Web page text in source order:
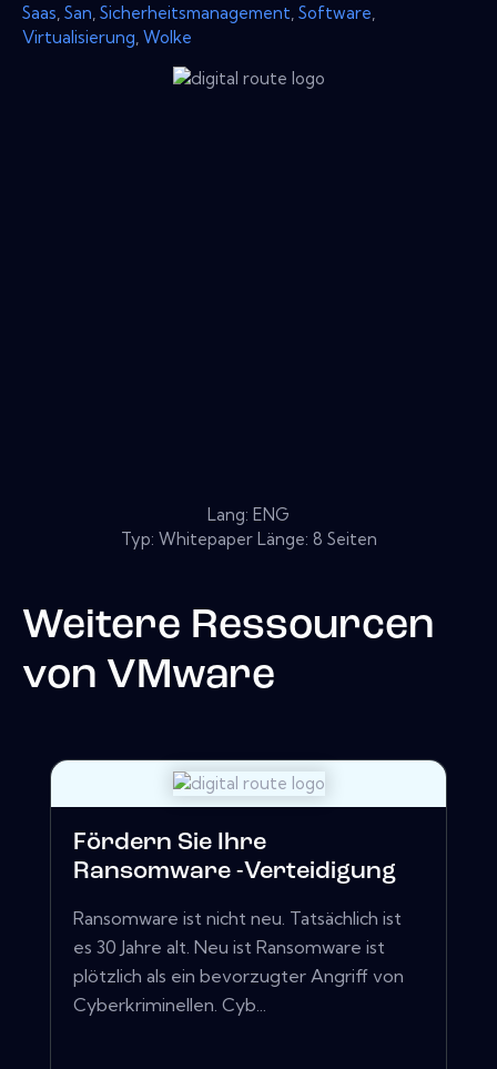
Saas San Sicherheitsmanagement Software
Virtualisierung Wolke
Lang: ENG
Typ: Whitepaper Länge: 8 Seiten
Weitere Ressourcen
von VMware
Fördern Sie Ihre
Ransomware -Verteidigung
Ransomware ist nicht neu. Tatsächlich ist
es 30 Jahre alt. Neu ist Ransomware ist
plötzlich als ein bevorzugter Angriff von
Cyberkriminellen. Cyb...